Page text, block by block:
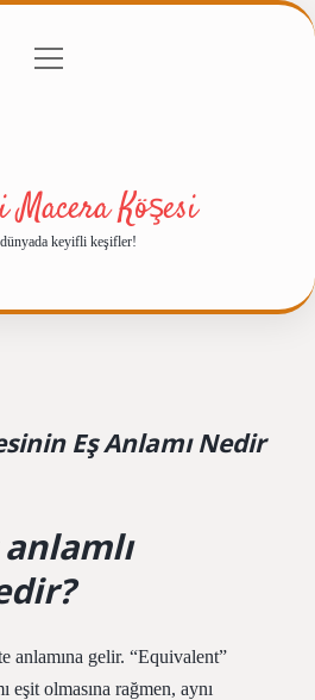
Politikası
menüyü
Macera Köşesi
keyifli keşifler!
Eş Anlamı Nedir
anlamına gelir. “Equivalent”
eşit olmasına rağmen, aynı